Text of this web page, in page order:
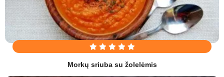
Morkų sriuba su žolelėmis